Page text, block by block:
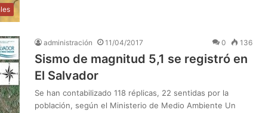
administración 11/04/2017 0 136
Sismo de magnitud 5,1 se registró en
El Salvador
Se han contabilizado 118 réplicas, 22 sentidas por la
población, según el Ministerio de Medio Ambiente Un